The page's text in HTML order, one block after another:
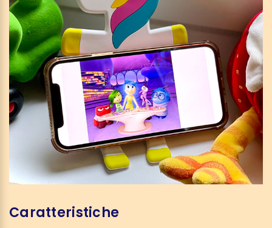
Caratteristiche